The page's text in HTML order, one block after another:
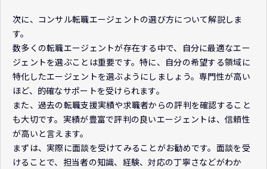
次に、コンサル転職エージェントの選び方について解説しま
す。
数多くの転職エージェントが存在する中で、自分に最適なエー
ジェントを選ぶことは重要です。特に、自分の希望する領域に
特化したエージェントを選ぶようにしましょう。専門性が高い
ほど、的確なサポートを受けられます。
また、過去の転職支援実績や求職者からの評判を確認すること
も大切です。実績が豊富で評判の良いエージェントは、信頼性
が高いと言えます。
まずは、実際に面談を受けてみることがお勧めです。面談を受
けることで、担当者の知識、経験、対応の丁寧さなどがわか